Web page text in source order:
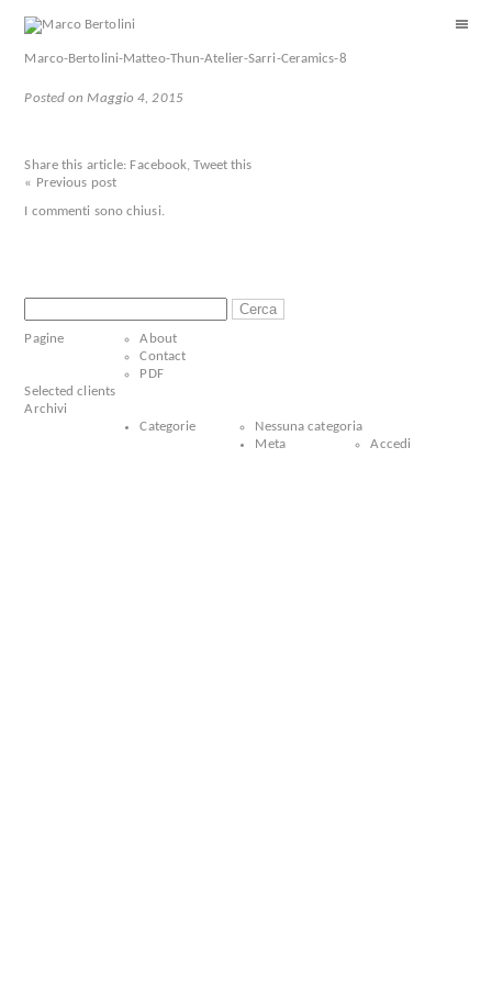
Marco-Bertolini-Matteo-Thun-Atelier-Sarri-Ceramics-8
Posted on Maggio 4, 2015
Share this article: Facebook,Tweet this
« Previous post
I commenti sono chiusi.
per:
Pagine
About
Contact
PDF
Selected clients
Archivi
Categorie
Nessuna categoria
Meta
Accedi